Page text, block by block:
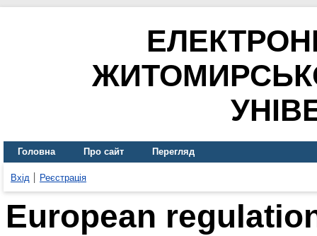
Головна Про сайт Перегляд
Вхід Реєстрація
European